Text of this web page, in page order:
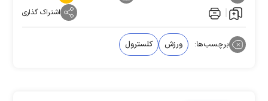
اشتراک گذاری
برچسب‌ها: ورزش کلسترول